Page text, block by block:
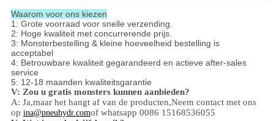
Waarom voor ons kiezen
1: Grote voorraad voor snelle verzending.
2: Hoge kwaliteit met concurrerende prijs.
3: Monsterbestelling & kleine hoeveelheid bestelling is
acceptabel
4: Betrouwbare kwaliteit gegarandeerd en actieve after-sales
service
5: 12-18 maanden kwaliteitsgarantie
V: Zou u gratis monsters kunnen aanbieden?
A: Ja,maar het hangt af van de producten,Neem contact met ons
op ina@pneuhydr.comof whatsapp 0086 15168536055